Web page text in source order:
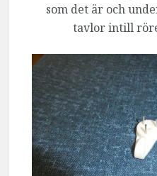
som det är och
tavlor intill